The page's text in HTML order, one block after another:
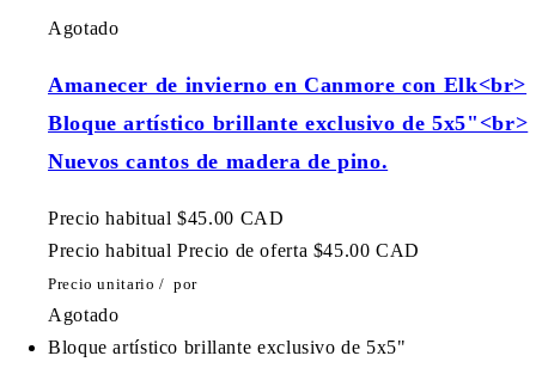
Agotado
Amanecer de invierno en Canmore con Elk<br>
Bloque artístico brillante exclusivo de 5x5"<br>
Nuevos cantos de madera de pino.
Precio habitual $45.00 CAD
Precio habitual Precio de oferta $45.00 CAD
Precio unitario / por
Agotado
Bloque artístico brillante exclusivo de 5x5"